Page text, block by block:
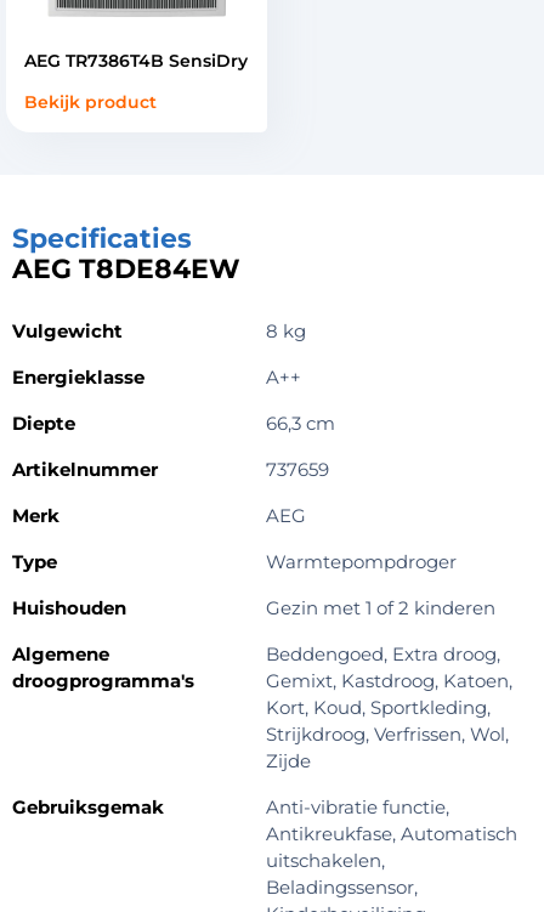
AEG TR7386T4B SensiDry
Bekijk product
Specificaties
AEG T8DE84EW
Vulgewicht
8 kg
Energieklasse
A++
Diepte
66,3 cm
Artikelnummer
737659
Merk
AEG
Type
Warmtepompdroger
Huishouden
Gezin met 1 of 2 kinderen
Algemene
droogprogramma's
Beddengoed, Extra droog,
Gemixt, Kastdroog, Katoen,
Kort, Koud, Sportkleding,
Strijkdroog, Verfrissen, Wol,
Zijde
Gebruiksgemak
Anti-vibratie functie,
Antikreukfase, Automatisch
uitschakelen,
Beladingssensor,